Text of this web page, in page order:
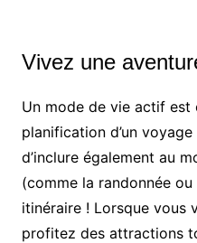
Vivez une
Un mode de vie actif est
planification d’un
d’inclure également au
(comme la randonnée
itinéraire ! Lorsque vous
profitez des attractions